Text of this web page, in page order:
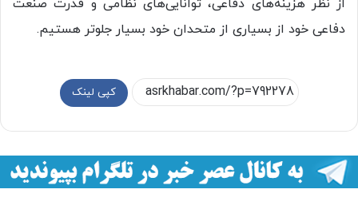
از نظر هزینه‌های دفاعی، توانایی‌های نظامی و قدرت صنعت
دفاعی خود از بسیاری از متحدان خود بسیار جلوتر هستیم.
کپی لینک